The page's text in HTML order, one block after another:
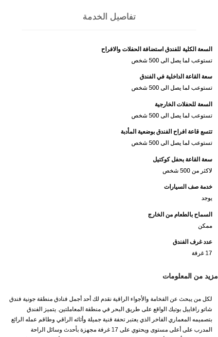
تفاصيل الخدمة
السعة الكلية للفندق استضافة الحفلات والافراح
تستوعب لما يصل الى 500 شخص
سعة القاعة الداخلية في الفندق
تستوعب لما يصل الى 500 شخص
السعة للحفلات الخارجية
تستوعب لما يصل الى 500 شخص
تتسع قاعة افراح الفندق بوضعية المأدبة
تستوعب لما يصل الى 500 شخص
سعة القاعة بحفل كوكتيل
لاكثر من 500 شخص
خدمة صف السيارات
يوجد
السماح بالطعام من الخارج
ممكن
عدد غرف الفندق
17 غرفة
مزيد من المعلومات
لكل من يبحث عن الفخامة والأجواء الراقية نقدم لك أحد أجمل فنادق منطقة جونية فندق
شاتو رافاييل بوتيك الواقع على طريق البحر في منطقة المعاملتين. يتميز الفندق
بتصميمه المعماري الفاخر الذي يعتبر تحفة فنية جميلة وأثاثه الراقي وطاقم عمله الرائع
المدرب على أعلى مستوى ويحتوي على 17 غرفة مجهزة بأحدث وسائل الراحة